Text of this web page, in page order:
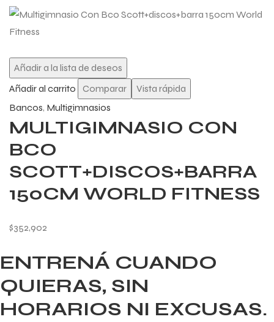
Añadir a la lista de deseos
Añadir al carrito
Comparar
Vista rápida
Bancos, Multigimnasios
MULTIGIMNASIO CON
BCO
SCOTT+DISCOS+BARRA
150CM WORLD FITNESS
$352,902
ENTRENÁ CUANDO
QUIERAS, SIN
HORARIOS NI EXCUSAS.